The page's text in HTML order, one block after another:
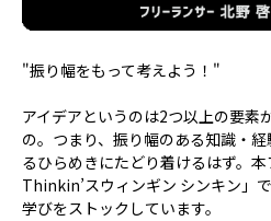
"振り幅をもって考えよう！"
アイデアというのは2つ以上の要素
の。つまり、振り幅のある知識・
るひらめきにたどり着けるはず。
Thinkin’スウィンギン シンキン」
学びをストックしています。